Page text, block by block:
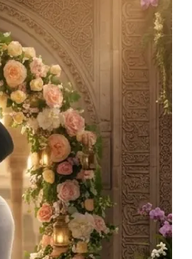
لا
قبل
أن
لــك
نصيبًـــا
معنــــا
في